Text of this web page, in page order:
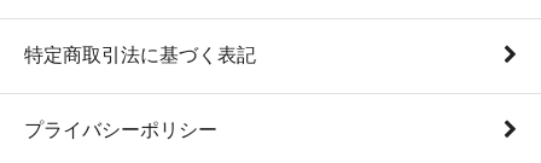
特定商取引法に基づく表記
プライバシーポリシー